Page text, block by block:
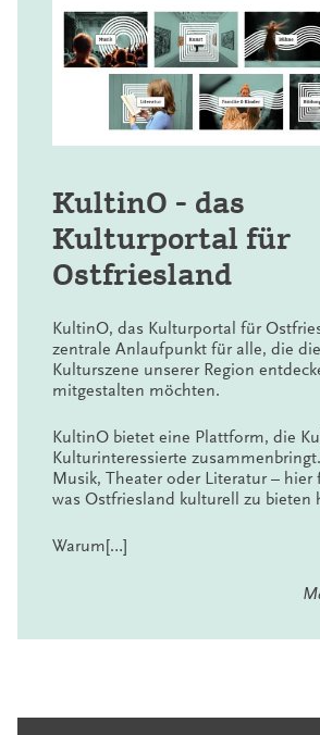
KultinO - das
Kulturportal für
Ostfriesland
KultinO, das Kulturportal für
zentrale Anlaufpunkt für alle, die
Kulturszene unserer Region
mitgestalten möchten.
KultinO bietet eine Plattform, die
Kulturinteressierte
Musik, Theater oder Literatur – hier
was Ostfriesland kulturell zu bieten
Warum[…]